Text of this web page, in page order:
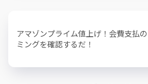
アマゾンプライム値上げ！会費支払
ミングを確認するだ！